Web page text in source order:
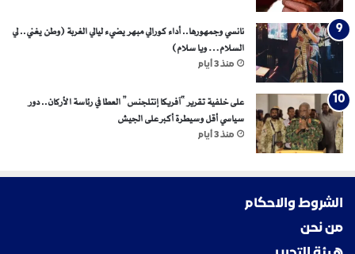
نانسي وجمهورها.. أداء كورالي مبهر يضيء ليالي الغربة (وطن يغني.. لي
السلام… ويا سلام)
منذ 3 أيام
على خلفية تقرير “آفريكا إنتلجنس” العطا في رئاسة الأركان.. دور
سياسي أقل وسيطرة أكبر على الجيش
منذ 3 أيام
الشروط والاحكام
من نحن